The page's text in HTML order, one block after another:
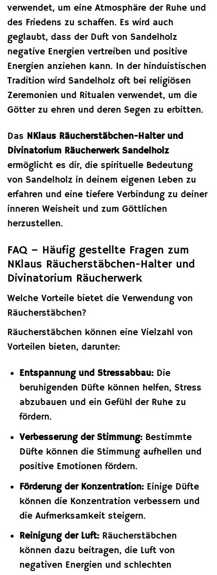
verwendet, um eine Atmosphäre der Ruhe und
des Friedens zu schaffen. Es wird auch
geglaubt, dass der Duft von Sandelholz
negative Energien vertreiben und positive
Energien anziehen kann. In der hinduistischen
Tradition wird Sandelholz oft bei religiösen
Zeremonien und Ritualen verwendet, um die
Götter zu ehren und deren Segen zu erbitten.
Das NKlaus Räucherstäbchen-Halter und
Divinatorium Räucherwerk Sandelholz
ermöglicht es dir, die spirituelle Bedeutung
von Sandelholz in deinem eigenen Leben zu
erfahren und eine tiefere Verbindung zu deiner
inneren Weisheit und zum Göttlichen
herzustellen.
FAQ – Häufig gestellte Fragen zum
NKlaus Räucherstäbchen-Halter und
Divinatorium Räucherwerk
Welche Vorteile bietet die Verwendung von
Räucherstäbchen?
Räucherstäbchen können eine Vielzahl von
Vorteilen bieten, darunter:
Entspannung und Stressabbau:Die
beruhigenden Düfte können helfen, Stress
abzubauen und ein Gefühl der Ruhe zu
fördern.
Verbesserung der Stimmung:Bestimmte
Düfte können die Stimmung aufhellen und
positive Emotionen fördern.
Förderung der Konzentration:Einige Düfte
können die Konzentration verbessern und
die Aufmerksamkeit steigern.
Reinigung der Luft:Räucherstäbchen
können dazu beitragen, die Luft von
negativen Energien und schlechten